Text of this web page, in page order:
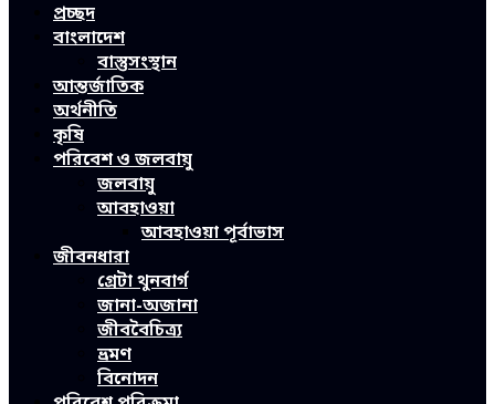
প্রচ্ছদ
বাংলাদেশ
বাস্তুসংস্থান
আন্তর্জাতিক
অর্থনীতি
কৃষি
পরিবেশ ও জলবায়ু
জলবায়ু
আবহাওয়া
আবহাওয়া পূর্বাভাস
জীবনধারা
গ্রেটা থুনবার্গ
জানা-অজানা
জীববৈচিত্র্য
ভ্রমণ
বিনোদন